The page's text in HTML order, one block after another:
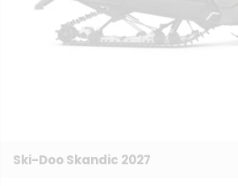
Ski-Doo Skandic 2027